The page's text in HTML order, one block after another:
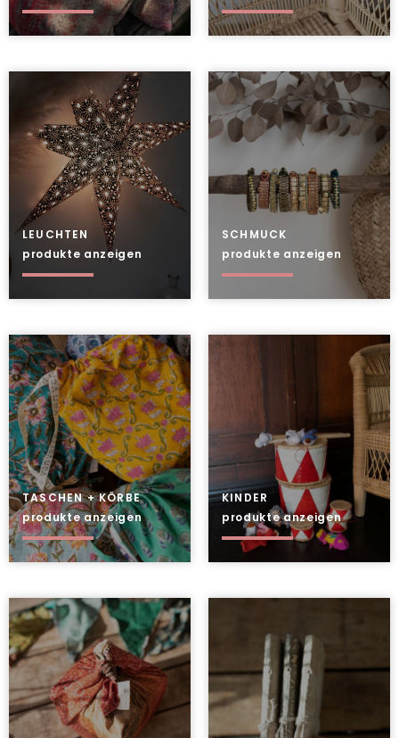
LEUCHTEN
produkte anzeigen
SCHMUCK
produkte anzeigen
TASCHEN + KÖRBE
produkte anzeigen
KINDER
produkte anzeigen